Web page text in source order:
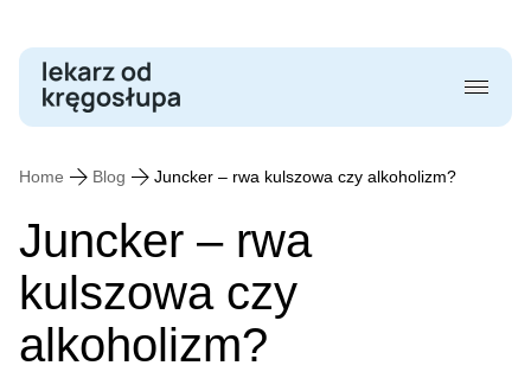
Skip
content
Home Blog Juncker – rwa kulszowa czy alkoholizm?
Juncker – rwa
kulszowa czy
alkoholizm?